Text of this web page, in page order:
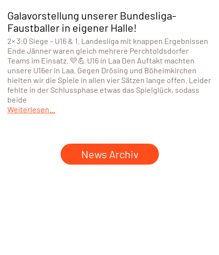
Galavorstellung unserer Bundesliga-
Faustballer in eigener Halle!
2× 3:0 Siege – U16 & 1. Landesliga mit knappen Ergebnissen
Ende Jänner waren gleich mehrere Perchtoldsdorfer
Teams im Einsatz. 💛💪 U16 in Laa Den Auftakt machten
unsere U16er in Laa. Gegen Drösing und Böheimkirchen
hielten wir die Spiele in allen vier Sätzen lange offen. Leider
fehlte in der Schlussphase etwas das Spielglück, sodass
beide
Weiterlesen...
News Archiv